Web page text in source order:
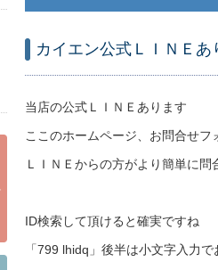
カイエン公式ＬＩＮＥあ
当店の公式ＬＩＮＥあります
ここのホームページ、お問合せフ
ＬＩＮＥからの方がより簡単に問
ID検索して頂けると確実ですね
「799 lhidq」後半は小文字入力で